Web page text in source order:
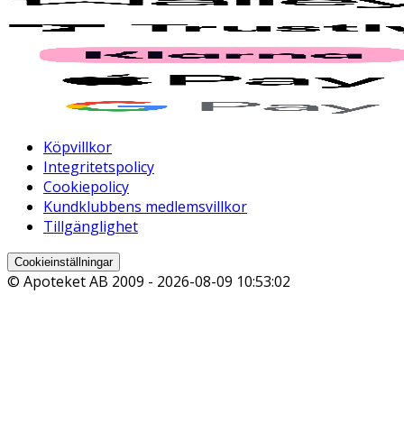
Köpvillkor
Integritetspolicy
Cookiepolicy
Kundklubbens medlemsvillkor
Tillgänglighet
Cookieinställningar
© Apoteket AB 2009 - 2026-08-09 10:53:02